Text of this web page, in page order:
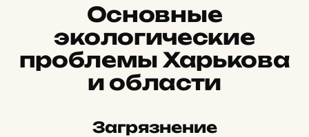
Основные
экологические
проблемы Харькова
и области
Загрязнение